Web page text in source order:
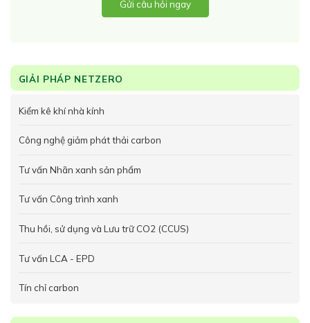
Gửi câu hỏi ngay
GIẢI PHÁP NETZERO
Kiểm kê khí nhà kính
Công nghệ giảm phát thải carbon
Tư vấn Nhãn xanh sản phẩm
Tư vấn Công trình xanh
Thu hồi, sử dụng và Lưu trữ CO2 (CCUS)
Tư vấn LCA - EPD
Tín chỉ carbon